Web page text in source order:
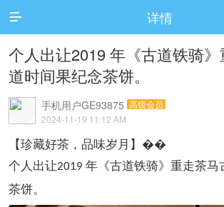
 详情
个人出让2019 年《古道铁骑
道时间果纪念茶饼。
手机用户GE93875 高级会员
2024-11-19 11:12 AM
【珍藏好茶，品味岁月】��
个人出让2019 年《古道铁骑》重走茶马
茶饼。